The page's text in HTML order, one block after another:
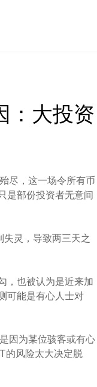
：大投资
尽，这一场令所有币
是部份投资者无意间
灵，导致两三天之
，也被认为是近来加
可能是有心人士对
因为某位骇客或有心
的风险太大决定脱